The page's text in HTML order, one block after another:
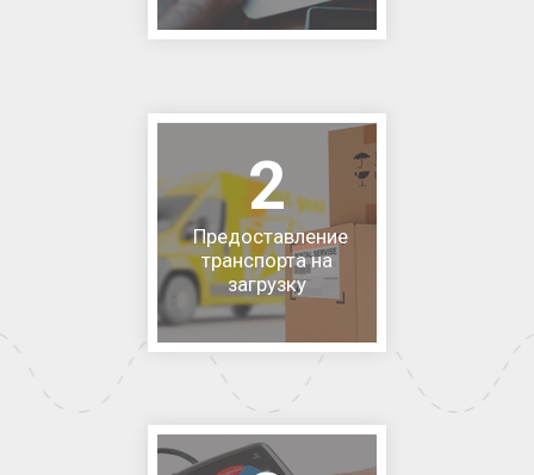
2
Предоставление
транспорта на
загрузку